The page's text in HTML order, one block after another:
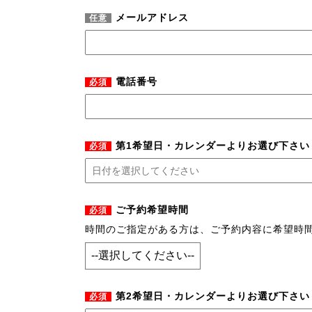
任意 メールアドレス
必須 電話番号
必須 第1希望日・カレンダーよりお選び下さい
必須
ご予約希望時間
時間のご指定がある方は、ご予約内容に希望時
必須 第2希望日・カレンダーよりお選び下さい